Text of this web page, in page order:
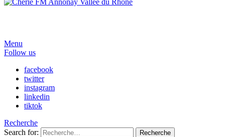
Menu
Follow us
facebook
twitter
instagram
linkedin
tiktok
Recherche
Search for:
Recherche